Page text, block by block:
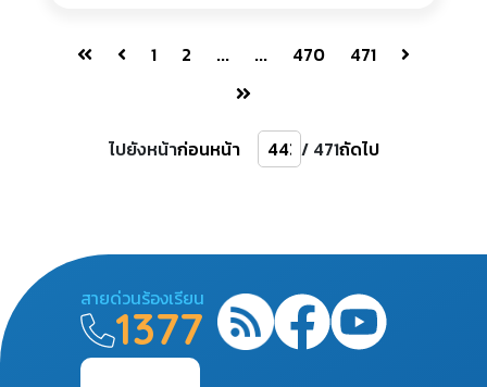
1 2 ... ... 470 471
ไปยังหน้าก่อนหน้า / 471ถัดไป
สายด่วนร้องเรียน
1377